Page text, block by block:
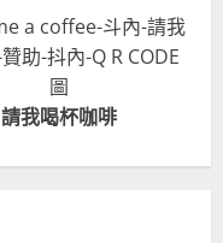
請我喝杯咖啡